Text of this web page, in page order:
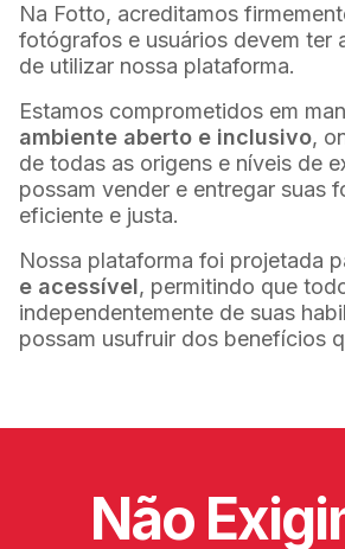
Na Fotto, acreditamos
fotógrafos e usuários devem ter
de utilizar nossa plataforma.
Estamos comprometidos em
ambiente aberto e inclusivo,
de todas as origens e níveis de
possam vender e entregar suas
eficiente e justa.
Nossa plataforma foi projetada
e acessível, permitindo que
independentemente de suas
possam usufruir dos benefícios
Não